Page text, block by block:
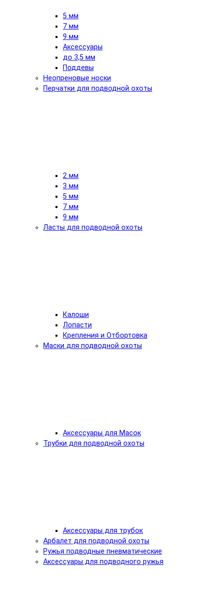
5 мм
7 мм
9 мм
Аксессуары
до 3,5 мм
Поддевы
Неопреновые носки
Перчатки для подводной охоты
2 мм
3 мм
5 мм
7 мм
9 мм
Ласты для подводной охоты
Калоши
Лопасти
Крепления и Отбортовка
Маски для подводной охоты
Аксессуары для Масок
Трубки для подводной охоты
Аксессуары для трубок
Арбалет для подводной охоты
Ружья подводные пневматические
Аксессуары для подводного ружья